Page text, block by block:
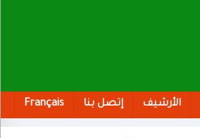
الأرشيف إتصل بنا Français